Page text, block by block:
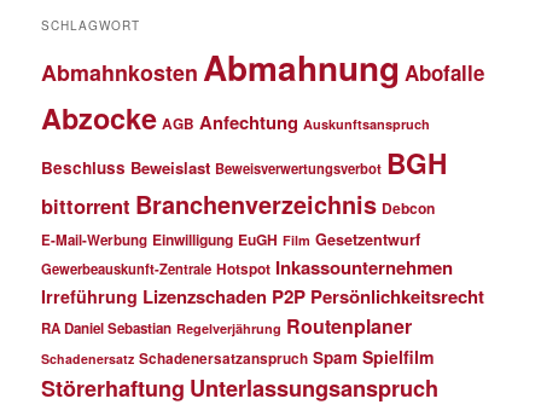
SCHLAGWORT
Abmahnkosten Abmahnung Abofalle
Abzocke AGB Anfechtung Auskunftsanspruch
Beschluss Beweislast Beweisverwertungsverbot BGH
bittorrent Branchenverzeichnis Debcon
E-Mail-Werbung Einwilligung EuGH Film Gesetzentwurf
Gewerbeauskunft-Zentrale Hotspot Inkassounternehmen
Irreführung Lizenzschaden P2P Persönlichkeitsrecht
RA Daniel Sebastian Regelverjährung Routenplaner
Schadenersatz Schadenersatzanspruch Spam Spielfilm
Störerhaftung Unterlassungsanspruch